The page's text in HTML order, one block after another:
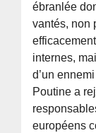
ébranlée
vantés, non
internes,
d’un
Poutine a
européens